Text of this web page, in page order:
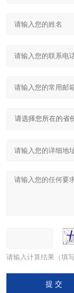
请输入计算结果（填